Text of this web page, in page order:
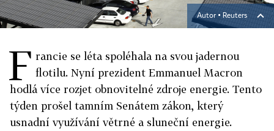
Autor ▪Reuters
F rancie se léta spoléhala na svou jadernou
flotilu. Nyní prezident Emmanuel Macron
hodlá více rozjet obnovitelné zdroje energie. Tento
týden prošel tamním Senátem zákon, který
usnadní využívání větrné a sluneční energie.